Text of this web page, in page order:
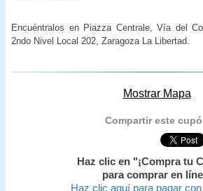
Encuéntralos en Piazza Centrale, Vía del
2ndo Nivel Local 202, Zaragoza La Libertad.
Mostrar Mapa
Compartir este
Haz clic en "¡Compra tu
para comprar en
Haz clic aquí para pagar